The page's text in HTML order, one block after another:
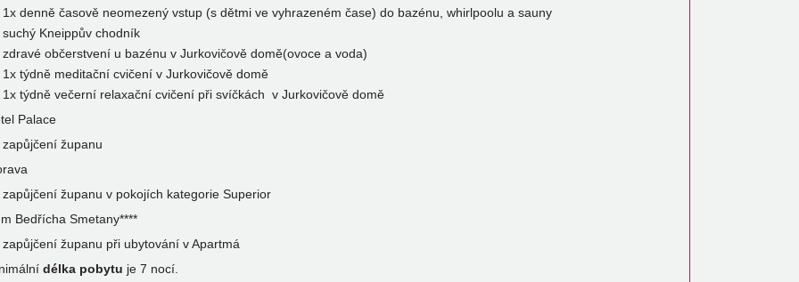
1x denně časově neomezený vstup (s dětmi ve vyhrazeném čase) do bazénu, whirlpoolu a sauny
suchý Kneippův chodník
zdravé občerstvení u bazénu v Jurkovičově domě(ovoce a voda)
1x týdně meditační cvičení v Jurkovičově domě
1x týdně večerní relaxační cvičení při svíčkách v Jurkovičově domě
Palace
zapůjčení županu
zapůjčení županu v pokojích kategorie Superior
Bedřícha Smetany****
zapůjčení županu při ubytování v Apartmá
délka pobytu je 7 nocí.